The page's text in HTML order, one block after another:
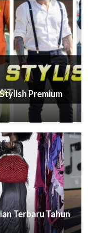
Premium
Terbaru Tahun